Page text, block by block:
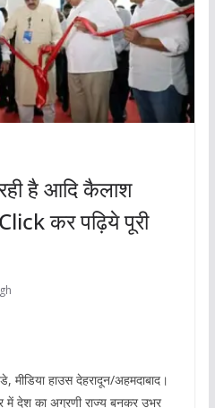
है आदि कैलाश
कर पढ़िये पूरी
हाउस देहरादून/अहमदाबाद।
में देश का अग्रणी राज्य बनकर उभर